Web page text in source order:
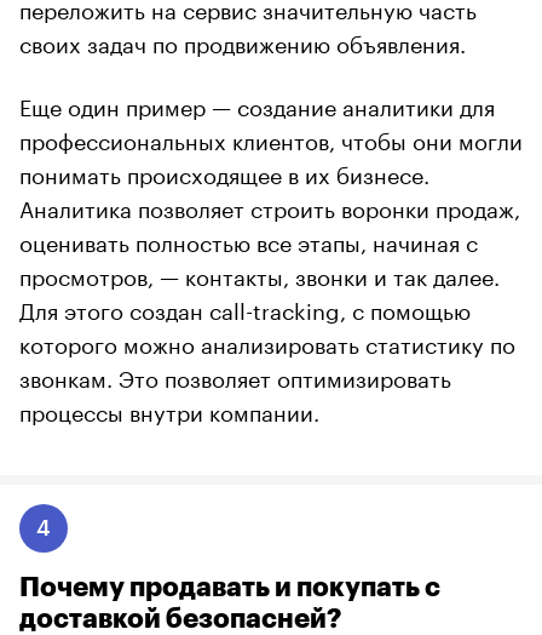
переложить на сервис значительную часть
своих задач по продвижению объявления.
Еще один пример — создание аналитики для
профессиональных клиентов, чтобы они могли
понимать происходящее в их бизнесе.
Аналитика позволяет строить воронки продаж,
оценивать полностью все этапы, начиная с
просмотров, — контакты, звонки и так далее.
Для этого создан call-tracking, с помощью
которого можно анализировать статистику по
звонкам. Это позволяет оптимизировать
процессы внутри компании.
4
Почему продавать и покупать с
доставкой безопасней?